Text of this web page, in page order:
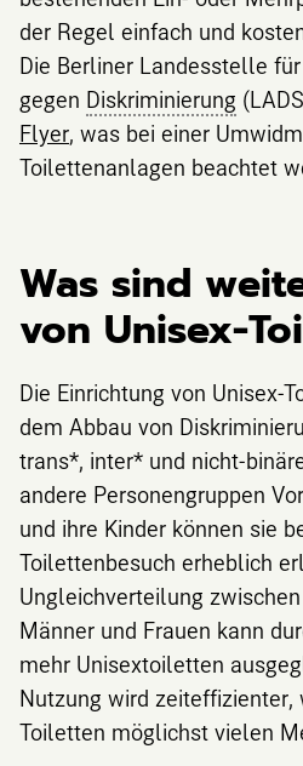
der Regel einfach und
Die Berliner Landesstelle
gegen Diskriminierung
Flyer, was bei einer
Toilettenanlagen beachtet
Was sind
von Unisex-
Die Einrichtung von Unisex-
dem Abbau von
trans*, inter* und nicht-
andere Personengruppen
und ihre Kinder können sie
Toilettenbesuch erheblich
Ungleichverteilung
Männer und Frauen kann
mehr Unisextoiletten
Nutzung wird
Toiletten möglichst vielen